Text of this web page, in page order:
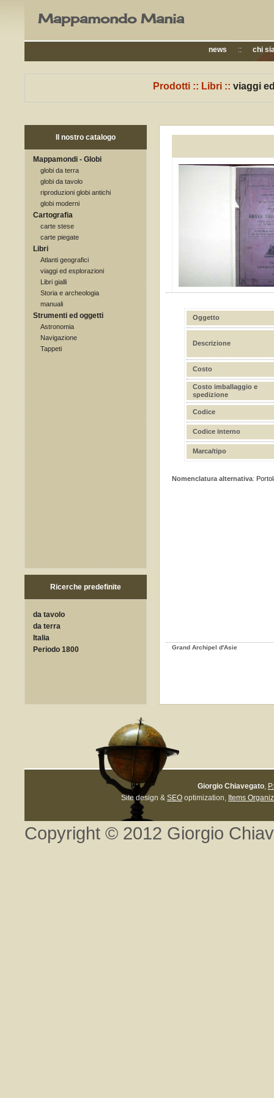
Mappamondo Mania
news :: chi
Prodotti:: Libri:: viaggi
Il nostro catalogo
Mappamondi - Globi
globi da terra
globi da tavolo
riproduzioni globi antichi
globi moderni
Cartografia
carte stese
carte piegate
Libri
Atlanti geografici
viaggi ed esplorazioni
Libri gialli
Storia e archeologia
manuali
Strumenti ed oggetti
Astronomia
Navigazione
Tappeti
Ricerche predefinite
da tavolo
da terra
Italia
Periodo 1800
Oggetto
Descrizione
Costo
Costo imballaggio e
spedizione
Codice
Codice interno
Marca/tipo
Nomenclatura alternativa:
Grand Archipel d'Asie
Giorgio Chiavegato,
Site design & SEO optimization, Items
Copyright © 2012 Giorgio